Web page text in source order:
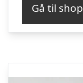
Gå til shop